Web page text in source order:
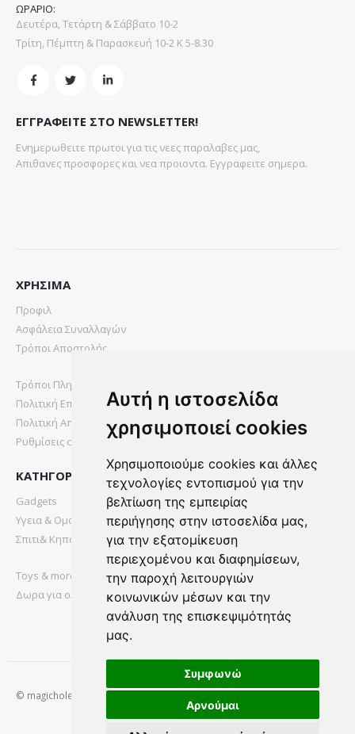
Αυτή η ιστοσελίδα
χρησιμοποιεί cookies
Χρησιμοποιούμε cookies και άλλες
τεχνολογίες εντοπισμού για την
βελτίωση της εμπειρίας
περιήγησης στην ιστοσελίδα μας,
για την εξατομίκευση
περιεχομένου και διαφημίσεων,
την παροχή λειτουργιών
κοινωνικών μέσων και την
ανάλυση της επισκεψιμότητάς
μας.
Συμφωνώ
Αρνούμαι
ΩΡΑΡΙΟ:
Δευτέρα, Τετάρτη & Σάββατο 10-2
Τρίτη, Πέμπτη & Παρασκευή 10-2 Κ 5-8.30
ΕΓΓΡΑΦΕΙΤΕ ΣΤΟ NEWSLETTER!
Ενημερωθειτε πρωτοι για τις νεες παραλαβες μας,
Απιθανες προσφορες και νεα προιοντα. Εγγραφειτε σημερα.
ΧΡΗΣΙΜΑ
Προφιλ
Ασφάλεια Συναλλαγών
Τρόποι Αποστολής
Τρόποι Πληρωμής
Πολιτική Επιστροφών
Πολιτική Απορρήτου
Ρυθμίσεις cookies
ΚΑΤΗΓΟΡΙΕΣ
Gadgets
Υγεια & Ομορφια
Σπιτι& Κηπος
Toys & more
Δωρα για ολους
© magichole.gr 2022. All Rights Reserved.